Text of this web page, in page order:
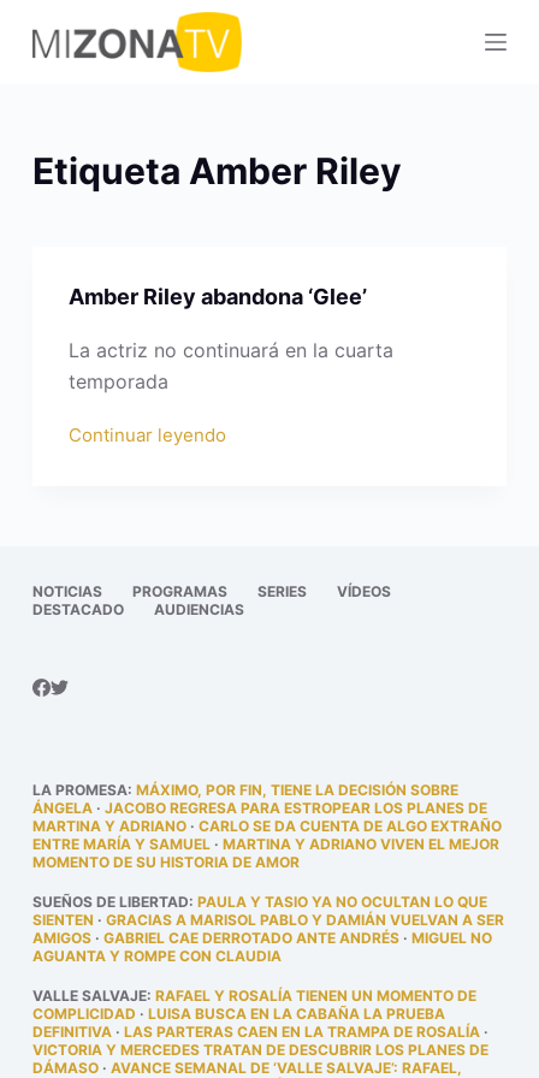
S
a
aEtiqueta Amber Riley
Amber Riley abandona ‘Glee’
La actriz no continuará en la cuarta
temporada
Continuar leyendo
NOTICIAS PROGRAMAS SERIES
VÍDEOS
DESTACADO
AUDIENCIAS
LA PROMESA: MÁXIMO, POR FIN, TIENE LA DECISIÓN SOBRE
ÁNGELA· JACOBO REGRESA PARA ESTROPEAR LOS PLANES DE
MARTINA Y ADRIANO· CARLO SE DA CUENTA DE ALGO EXTRAÑO
ENTRE MARÍA Y SAMUEL· MARTINA Y ADRIANO VIVEN EL MEJOR
MOMENTO DE SU HISTORIA DE AMOR
SUEÑOS DE LIBERTAD: PAULA Y TASIO YA NO OCULTAN LO QUE
SIENTEN · GRACIAS A MARISOL PABLO Y DAMIÁN VUELVAN A SER
AMIGOS· GABRIEL CAE DERROTADO ANTE ANDRÉS· MIGUEL NO
AGUANTA Y ROMPE CON CLAUDIA
VALLE SALVAJE: RAFAEL Y ROSALÍA TIENEN UN MOMENTO DE
COMPLICIDAD · LUISA BUSCA EN LA CABAÑA LA PRUEBA
DEFINITIVA· LAS PARTERAS CAEN EN LA TRAMPA DE ROSALÍA·
VICTORIA Y MERCEDES TRATAN DE DESCUBRIR LOS PLANES DE
DÁMASO· AVANCE SEMANAL DE ‘VALLE SALVAJE’: RAFAEL,